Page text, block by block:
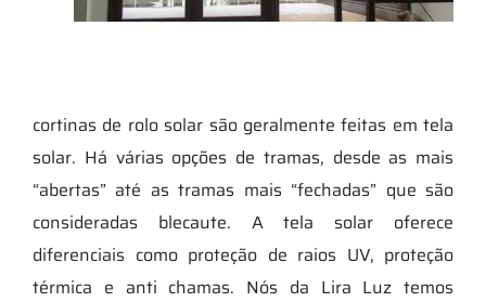
cortinas de rolo solar são geralmente feitas em tela
solar. Há várias opções de tramas, desde as mais
“abertas” até as tramas mais “fechadas” que são
consideradas blecaute. A tela solar oferece
diferenciais como proteção de raios UV, proteção
térmica e anti chamas. Nós da Lira Luz temos